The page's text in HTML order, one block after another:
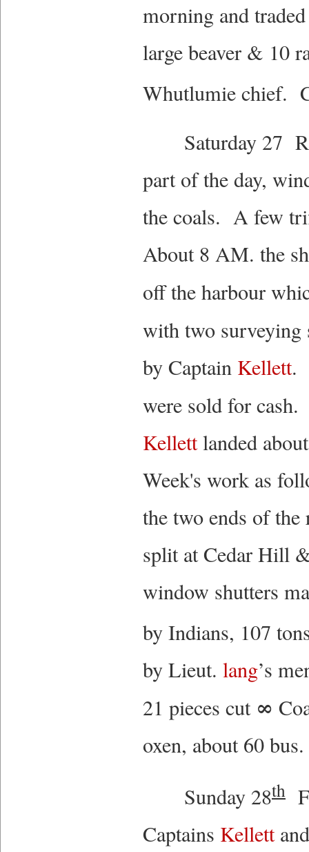
morning and
large beaver & 10
Whutlumie chief.
Saturday 27
part of the day,
the coals. A few
About 8 AM. the
off the harbour
with two
by Captain Kellett.
were sold for
Kellettlanded
Week's work as
the two ends of
split at Cedar Hill
window shutters
by Indians, 107
by Lieut. lang’s
21 pieces cut ∞
oxen, about 60
Sunday 28th
Captains Kellett